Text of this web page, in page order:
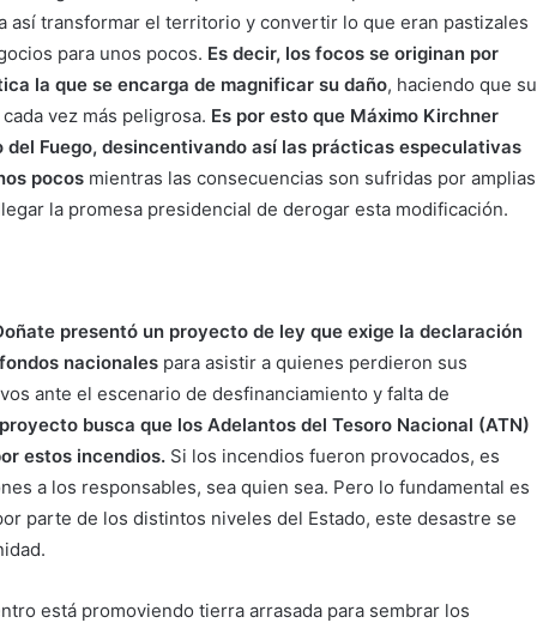
así transformar el territorio y convertir lo que eran pastizales
para unos pocos. Es decir, los focos se originan por
la que se encarga de magnificar su daño, haciendo que su
vez más peligrosa. Es por esto que Máximo Kirchner
Fuego, desincentivando así las prácticas especulativas
pocos mientras las consecuencias son sufridas por amplias
la promesa presidencial de derogar esta modificación.
presentó un proyecto de ley que exige la declaración
nacionales para asistir a quienes perdieron sus
ante el escenario de desfinanciamiento y falta de
busca que los Adelantos del Tesoro Nacional (ATN)
estos incendios. Si los incendios fueron provocados, es
a los responsables, sea quien sea. Pero lo fundamental es
parte de los distintos niveles del Estado, este desastre se
está promoviendo tierra arrasada para sembrar los